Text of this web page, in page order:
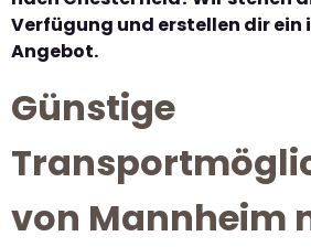
Verfügung und erstellen dir ein
Angebot.
Günstige
von Mannheim